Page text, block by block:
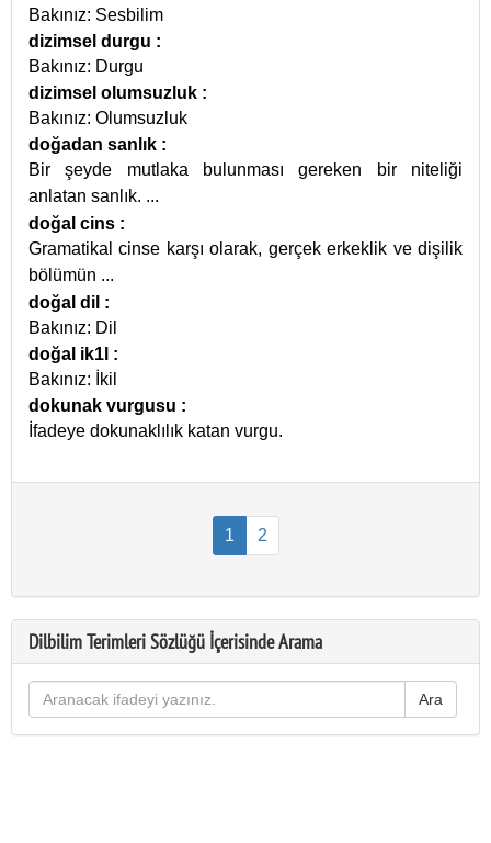
Bakınız: Sesbilim
dizimsel durgu :
Bakınız: Durgu
dizimsel olumsuzluk :
Bakınız: Olumsuzluk
doğadan sanlık :
Bir şeyde mutlaka bulunması gereken bir niteliği
anlatan sanlık. ...
doğal cins :
Gramatikal cinse karşı olarak, gerçek erkeklik ve dişilik
bölümün ...
doğal dil :
Bakınız: Dil
doğal ik1l :
Bakınız: İkil
dokunak vurgusu :
İfadeye dokunaklılık katan vurgu.
1 2
Dilbilim Terimleri Sözlüğü İçerisinde Arama